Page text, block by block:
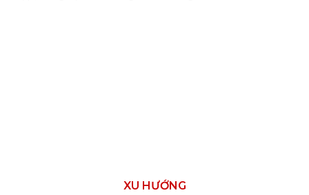
XU HƯỚNG